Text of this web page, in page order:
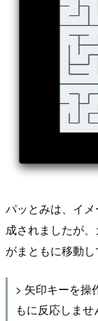
パッとみは、イ
成されましたが
がまともに移動し
> 矢印キーを操
もに反応しませ